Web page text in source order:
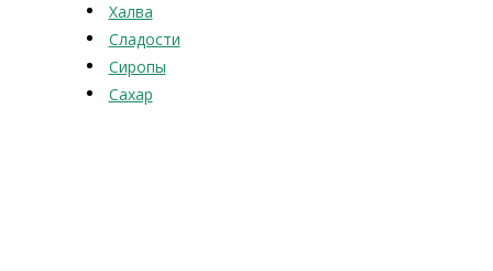
Халва
Сладости
Сиропы
Сахар